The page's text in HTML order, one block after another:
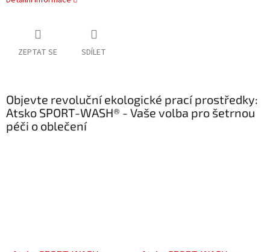
ZEPTAT SE SDÍLET
Objevte revoluční ekologické prací prostředky:
Atsko SPORT-WASH® - Vaše volba pro šetrnou
péči o oblečení